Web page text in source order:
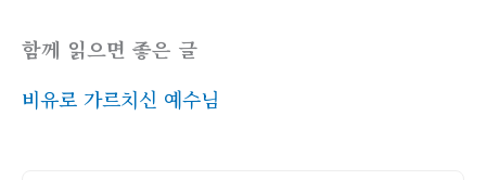
함께 읽으면 좋은 글
비유로 가르치신 예수님